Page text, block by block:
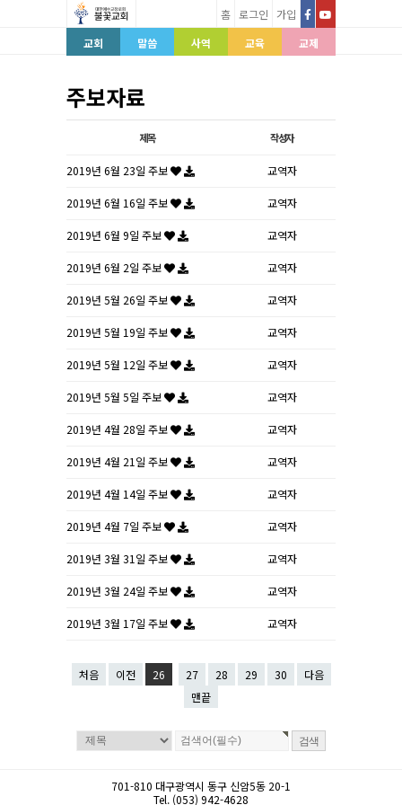
홈 로그인
가입
교회
말씀 사역 교육 교제
주보자료
제목 작성자
2019년 6월 23일 주보 교역자
2019년 6월 16일 주보 교역자
2019년 6월 9일 주보 교역자
2019년 6월 2일 주보 교역자
2019년 5월 26일 주보 교역자
2019년 5월 19일 주보 교역자
2019년 5월 12일 주보 교역자
2019년 5월 5일 주보 교역자
2019년 4월 28일 주보 교역자
2019년 4월 21일 주보 교역자
2019년 4월 14일 주보 교역자
2019년 4월 7일 주보 교역자
2019년 3월 31일 주보 교역자
2019년 3월 24일 주보 교역자
2019년 3월 17일 주보 교역자
처음 이전 26 27 28 29 30
다음
맨끝
701-810 대구광역시 동구 신암5동 20-1
Tel. (053) 942-4628